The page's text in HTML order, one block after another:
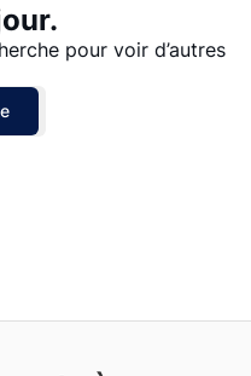
pour voir d’autres